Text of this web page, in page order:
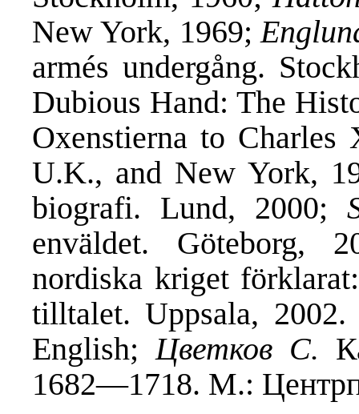
New York, 1969;
armés undergång.
Dubious Hand: The
Oxenstierna to Charles
U.K., and New York,
biografi. Lund, 2000;
enväldet. Göteborg,
nordiska kriget
tilltalet. Uppsala,
English; Цветков С.
1682—1718. М.: